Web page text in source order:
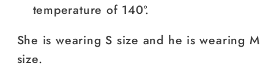
temperature of 140º.
She is wearing S size and he is wearing M
size.